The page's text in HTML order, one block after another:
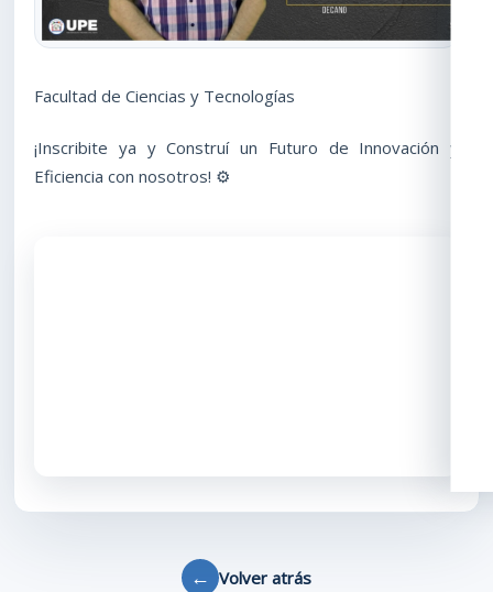
Facultad de Ciencias y Tecnologías
¡Inscribite ya y Construí un Futuro de Innovación y
Eficiencia con nosotros! ⚙️
← Volver atrás